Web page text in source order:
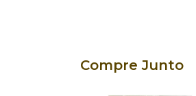
Compre Junto